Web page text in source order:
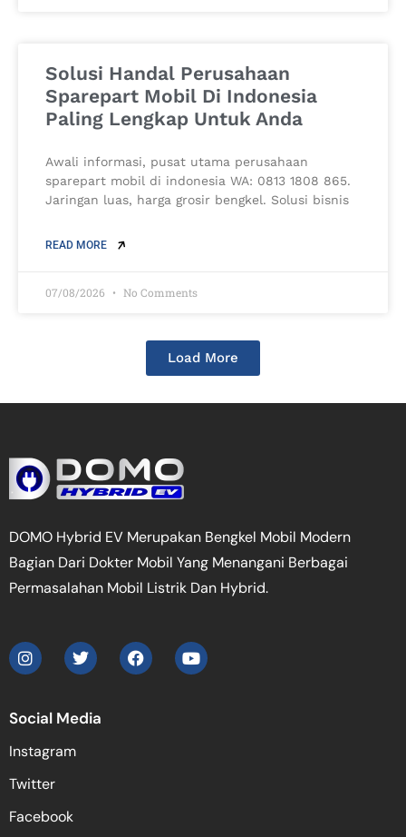
Solusi Handal Perusahaan
Sparepart Mobil Di Indonesia
Paling Lengkap Untuk Anda
Awali informasi, pusat utama perusahaan
sparepart mobil di indonesia WA: 0813 1808 865.
Jaringan luas, harga grosir bengkel. Solusi bisnis
READ MORE
07/08/2026 No Comments
Load More
DOMO Hybrid EV Merupakan Bengkel Mobil Modern
Bagian Dari Dokter Mobil Yang Menangani Berbagai
Permasalahan Mobil Listrik Dan Hybrid.
Social Media
Instagram
Twitter
Facebook